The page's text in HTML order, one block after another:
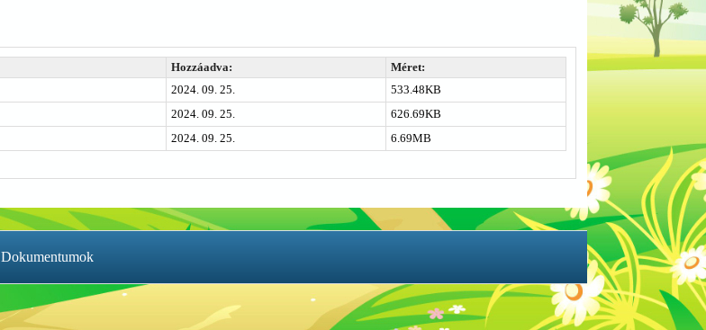
Hozzáadva:
Méret:
2024. 09. 25.
533.48KB
2024. 09. 25.
626.69KB
2024. 09. 25. 6.69MB
Dokumentumok